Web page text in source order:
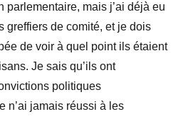
parlementaire, mais j’ai déjà eu
greffiers de comité, et je dois
de voir à quel point ils étaient
Je sais qu’ils ont
politiques
n’ai jamais réussi à les